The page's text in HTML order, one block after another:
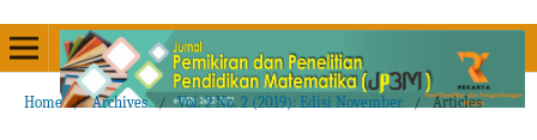
Home / Archives / Vol. 2 No. 2 (2019): Edisi November / Articles